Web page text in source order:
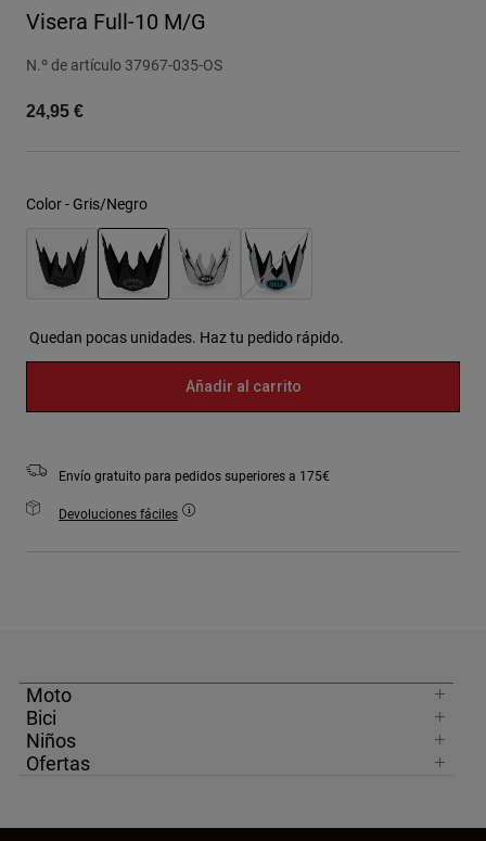
Visera Full-10 M/G
N.º de artículo 37967-035-OS
24,95 €
Color - Gris/Negro
Quedan pocas unidades. Haz tu pedido rápido.
Añadir al carrito
Envío gratuito para pedidos superiores a 175€
Devoluciones fáciles
Moto
Bici
Niños
Ofertas